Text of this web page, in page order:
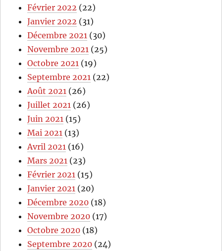
Février 2022 (22)
Janvier 2022 (31)
Décembre 2021 (30)
Novembre 2021 (25)
Octobre 2021 (19)
Septembre 2021 (22)
Août 2021 (26)
Juillet 2021 (26)
Juin 2021 (15)
Mai 2021 (13)
Avril 2021 (16)
Mars 2021 (23)
Février 2021 (15)
Janvier 2021 (20)
Décembre 2020 (18)
Novembre 2020 (17)
Octobre 2020 (18)
Septembre 2020 (24)